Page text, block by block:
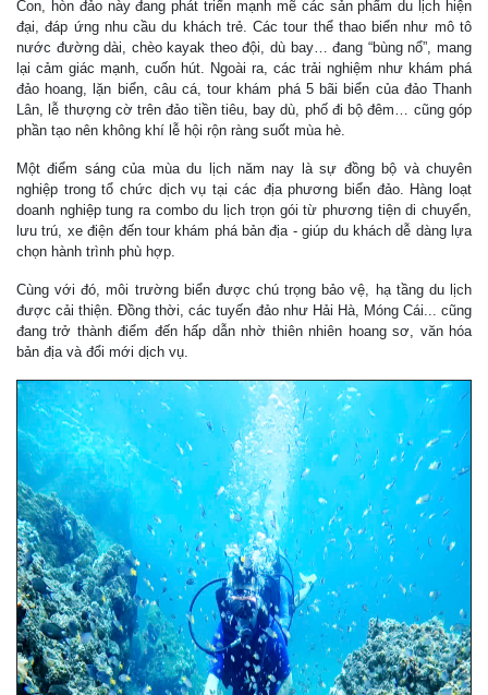
Con, hòn đảo này đang phát triển mạnh mẽ các sản phẩm du lịch hiện
đại, đáp ứng nhu cầu du khách trẻ. Các tour thể thao biển như mô tô
nước đường dài, chèo kayak theo đội, dù bay… đang “bùng nổ”, mang
lại cảm giác mạnh, cuốn hút. Ngoài ra, các trải nghiệm như khám phá
đảo hoang, lặn biển, câu cá, tour khám phá 5 bãi biển của đảo Thanh
Lân, lễ thượng cờ trên đảo tiền tiêu, bay dù, phố đi bộ đêm… cũng góp
phần tạo nên không khí lễ hội rộn ràng suốt mùa hè.
Một điểm sáng của mùa du lịch năm nay là sự đồng bộ và chuyên
nghiệp trong tổ chức dịch vụ tại các địa phương biển đảo. Hàng loạt
doanh nghiệp tung ra combo du lịch trọn gói từ phương tiện di chuyển,
lưu trú, xe điện đến tour khám phá bản địa - giúp du khách dễ dàng lựa
chọn hành trình phù hợp.
Cùng với đó, môi trường biển được chú trọng bảo vệ, hạ tầng du lịch
được cải thiện. Đồng thời, các tuyến đảo như Hải Hà, Móng Cái... cũng
đang trở thành điểm đến hấp dẫn nhờ thiên nhiên hoang sơ, văn hóa
bản địa và đổi mới dịch vụ.